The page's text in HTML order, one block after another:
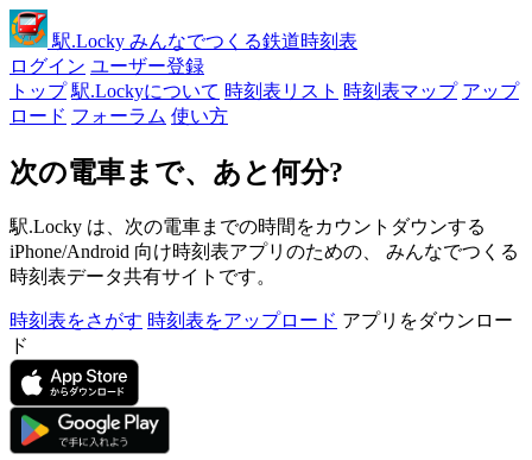
駅.Locky みんなでつくる鉄道時刻表
ログイン ユーザー登録
トップ 駅.Lockyについて 時刻表リスト 時刻表マップ アップ
ロード フォーラム 使い方
次の電車まで、あと何分?
駅.Locky は、次の電車までの時間をカウントダウンする
iPhone/Android 向け時刻表アプリのための、 みんなでつくる
時刻表データ共有サイトです。
時刻表をさがす 時刻表をアップロード アプリをダウンロー
ド